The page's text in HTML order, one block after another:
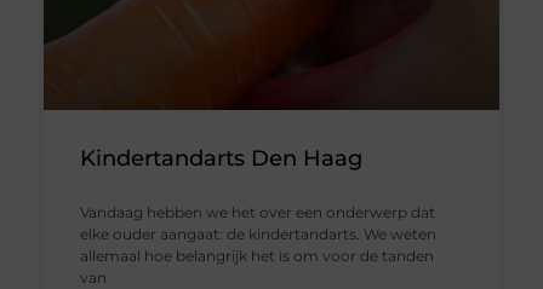
Kindertandarts Den Haag
Vandaag hebben we het over een onderwerp dat
elke ouder aangaat: de kindertandarts. We weten
allemaal hoe belangrijk het is om voor de tanden
van